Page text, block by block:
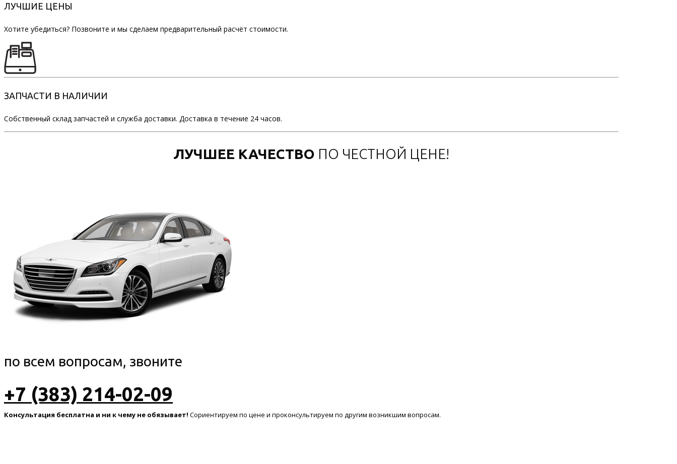
ЛУЧШИЕ ЦЕНЫ
Хотите убедиться? Позвоните и мы сделаем предварительный расчёт стоимости.
ЗАПЧАСТИ В НАЛИЧИИ
Собственный склад запчастей и служба доставки. Доставка в течение 24 часов.
ЛУЧШЕЕ КАЧЕСТВО ПО ЧЕСТНОЙ ЦЕНЕ!
по всем вопросам, звоните
+7 (383) 214-02-09
Консультация бесплатна и ни к чему не обязывает! Сориентируем по цене и проконсультируем по другим возникшим вопросам.